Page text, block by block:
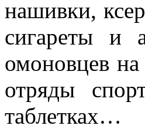
нашивки,
сигареты и
омоновцев
отряды
таблетках…